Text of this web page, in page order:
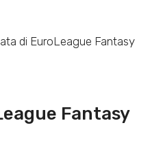
di EuroLeague Fantasy
Fantasy